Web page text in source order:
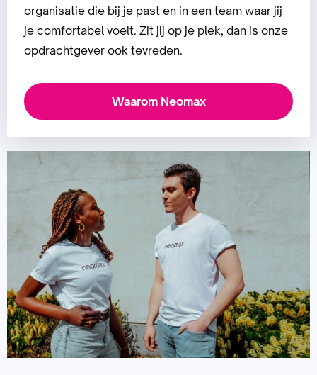
organisatie die bij je past en in een team waar jij
je comfortabel voelt. Zit jij op je plek, dan is onze
opdrachtgever ook tevreden.
Waarom Neomax